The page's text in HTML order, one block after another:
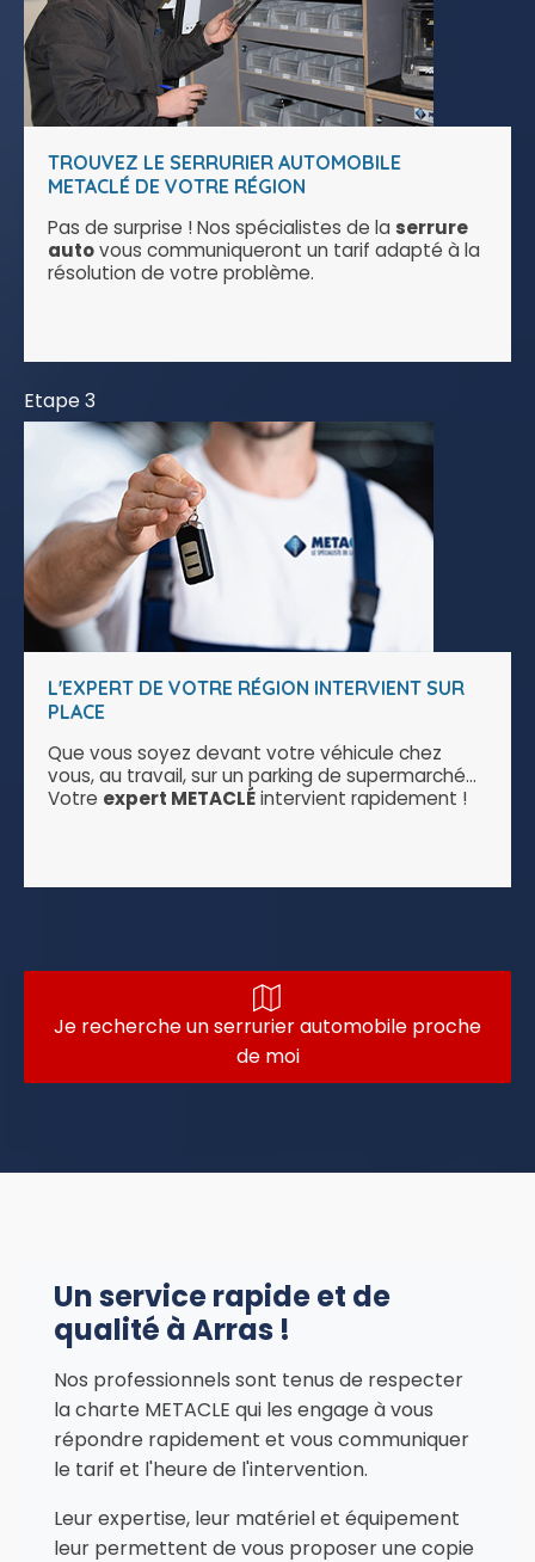
TROUVEZ LE SERRURIER AUTOMOBILE
METACLÉ DE VOTRE RÉGION
Pas de surprise ! Nos spécialistes de la serrure
autovous communiqueront un tarif adapté à la
résolution de votre problème.
Etape 3
L'EXPERT DE VOTRE RÉGION INTERVIENT SUR
PLACE
Que vous soyez devant votre véhicule chez
vous, au travail, sur un parking de supermarché...
Votre expert METACLÉintervient rapidement !
Je recherche un serrurier automobile proche
de moi
Un service rapide et de
qualité à Arras !
Nos professionnels sont tenus de respecter
la charte METACLE qui les engage à vous
répondre rapidement et vous communiquer
le tarif et l'heure de l'intervention.
Leur expertise, leur matériel et équipement
leur permettent de vous proposer une copie